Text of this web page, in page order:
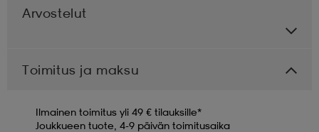
Arvostelut
Toimitus ja maksu
Ilmainen toimitus yli 49 € tilauksille*
Joukkueen tuote, 4-9 päivän toimitusaika